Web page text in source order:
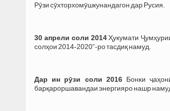
Рӯзи сӯхторхомӯшкунандагон дар Русия.
30 апрели соли 2014Ҳукумати
солҳои 2014-2020”-ро тасдиқ намуд.
Дар ин рӯзи соли 2016Бонки
барқароршавандаи энергияро нашр